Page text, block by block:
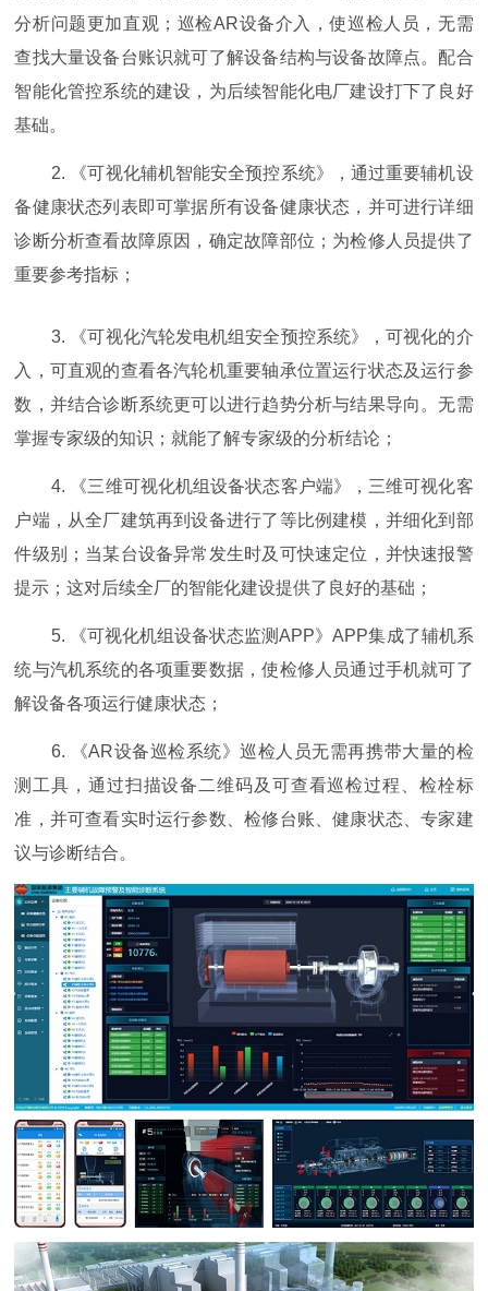
分析问题更加直观；巡检AR设备介入，使巡检人员，无需
查找大量设备台账识就可了解设备结构与设备故障点。配合
智能化管控系统的建设，为后续智能化电厂建设打下了良好
基础。
2. 《可视化辅机智能安全预控系统》，通过重要辅机设
备健康状态列表即可掌据所有设备健康状态，并可进行详细
诊断分析查看故障原因，确定故障部位；为检修人员提供了
重要参考指标；
3. 《可视化汽轮发电机组安全预控系统》，可视化的介
入，可直观的查看各汽轮机重要轴承位置运行状态及运行参
数，并结合诊断系统更可以进行趋势分析与结果导向。无需
掌握专家级的知识；就能了解专家级的分析结论；
4. 《三维可视化机组设备状态客户端》，三维可视化客
户端，从全厂建筑再到设备进行了等比例建模，并细化到部
件级别；当某台设备异常发生时及可快速定位，并快速报警
提示；这对后续全厂的智能化建设提供了良好的基础；
5. 《可视化机组设备状态监测APP》APP集成了辅机系
统与汽机系统的各项重要数据，使检修人员通过手机就可了
解设备各项运行健康状态；
6. 《AR设备巡检系统》巡检人员无需再携带大量的检
测工具，通过扫描设备二维码及可查看巡检过程、检栓标
准，并可查看实时运行参数、检修台账、健康状态、专家建
议与诊断结合。